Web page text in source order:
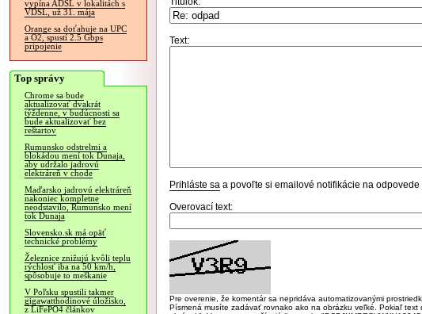
vypína ADSL v lokalitách s
VDSL, už 31. mája
Orange sa doťahuje na UPC
a O2, spustí 2.5 Gbps
pripojenie
Top správy
Chrome sa bude
aktualizovať dvakrát
týždenne, v budúcnosti sa
bude aktualizovať bez
reštartov
Rumunsko odstrelmi a
blokádou mení tok Dunaja,
aby udržalo jadrovú
elektráreň v chode
Maďarsko jadrovú elektráreň
nakoniec kompletne
neodstavilo, Rumunsko mení
tok Dunaja
Slovensko.sk má opäť
technické problémy
Železnice znižujú kvôli teplu
rýchlosť iba na 50 km/h,
spôsobuje to meškanie
V Poľsku spustili takmer
gigawatthodinové úložisko,
z LiFePO4 článkov
Text:
Prihláste sa a povoľte si emailové notifikácie na
Overovací text:
Pre overenie, že komentár sa nepridáva automatizovanými
Písmená musíte zadávať rovnako ako na obrázku veľké. Pokiaľ